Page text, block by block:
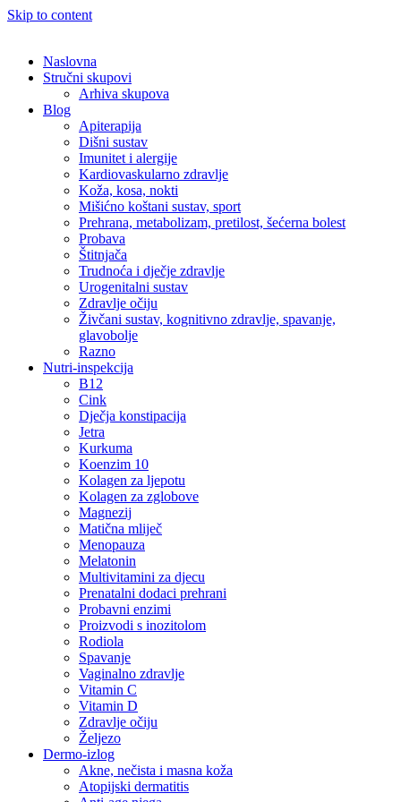
Skip to content
Naslovna
Stručni skupovi
Arhiva skupova
Blog
Apiterapija
Dišni sustav
Imunitet i alergije
Kardiovaskularno zdravlje
Koža, kosa, nokti
Mišićno koštani sustav, sport
Prehrana, metabolizam, pretilost, šećerna bolest
Probava
Štitnjača
Trudnoća i dječje zdravlje
Urogenitalni sustav
Zdravlje očiju
Živčani sustav, kognitivno zdravlje, spavanje,
glavobolje
Razno
Nutri-inspekcija
B12
Cink
Dječja konstipacija
Jetra
Kurkuma
Koenzim 10
Kolagen za ljepotu
Kolagen za zglobove
Magnezij
Matična mliječ
Menopauza
Melatonin
Multivitamini za djecu
Prenatalni dodaci prehrani
Probavni enzimi
Proizvodi s inozitolom
Rodiola
Spavanje
Vaginalno zdravlje
Vitamin C
Vitamin D
Zdravlje očiju
Željezo
Dermo-izlog
Akne, nečista i masna koža
Atopijski dermatitis